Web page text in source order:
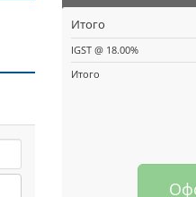
Итого
IGST @ 18.00%
Итого